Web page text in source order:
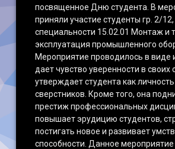
посвященное Дню студента. В
приняли участие студенты гр. 2/
специальности 15.02.01 Монтаж и
эксплуатация промышленного
Мероприятие проводилось в виде
дает чувство уверенности в своих
утверждает студента как
сверстников. Кроме того, она
престиж профессиональных
повышает эрудицию студентов,
постигать новое и развивает
способности. Данное